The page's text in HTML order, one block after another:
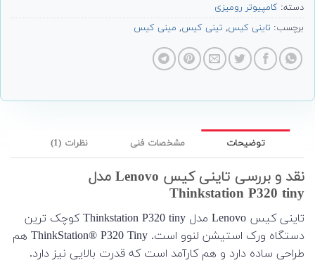
دسته: کامپیوتر رومیزی
برچسب: تاینی کیس, تینی کیس, مینی کیس
توضیحات مشخصات فنی نظرات (1)
نقد و بررسی تاینی کیس Lenovo مدل
Thinkstation P320 tiny
تاینی کیس Lenovo مدل Thinkstation P320 tiny کوچک ترین
دستگاه ورک استیشن لنوو است. ThinkStation® P320 Tiny هم
طراحی ساده دارد و هم کارآمد است که قدرت بالایی نیز دارد.